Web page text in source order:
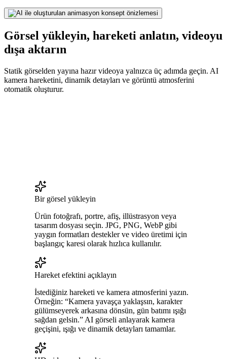
Görsel yükleyin, hareketi anlatın, videoyu
dışa aktarın
Statik görselden yayına hazır videoya yalnızca üç adımda geçin. AI
kamera hareketini, dinamik detayları ve görüntü atmosferini
otomatik oluşturur.
Bir görsel yükleyin
Ürün fotoğrafı, portre, afiş, illüstrasyon veya
tasarım dosyası seçin. JPG, PNG, WebP gibi
yaygın formatları destekler ve video üretimi için
başlangıç karesi olarak hızlıca kullanılır.
Hareket efektini açıklayın
İstediğiniz hareketi ve kamera atmosferini yazın.
Örneğin: “Kamera yavaşça yaklaşsın, karakter
gülümseyerek arkasına dönsün, gün batımı ışığı
sağdan gelsin.” AI görseli anlayarak kamera
geçişini, ışığı ve dinamik detayları tamamlar.